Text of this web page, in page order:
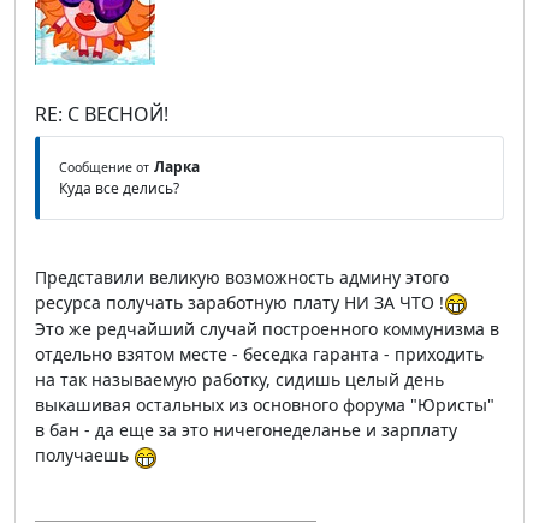
RE: С ВЕСНОЙ!
Сообщение от Ларка
Куда все делись?
Представили великую возможность админу этого
ресурса получать заработную плату НИ ЗА ЧТО !
Это же редчайший случай построенного коммунизма в
отдельно взятом месте - беседка гаранта - приходить
на так называемую работку, сидишь целый день
выкашивая остальных из основного форума "Юристы"
в бан - да еще за это ничегонеделанье и зарплату
получаешь